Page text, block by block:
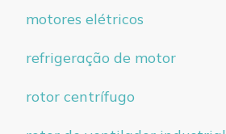
motores elétricos
refrigeração de motor
rotor centrífugo